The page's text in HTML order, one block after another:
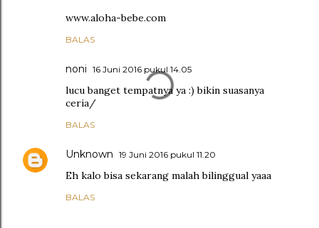
www.aloha-bebe.com
BALAS
noni 16 Juni 2016 pukul 14.05
lucu banget tempatnya ya :) bikin suasanya
ceria/
BALAS
Unknown 19 Juni 2016 pukul 11.20
Eh kalo bisa sekarang malah bilinggual yaaa
BALAS